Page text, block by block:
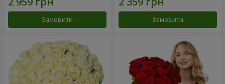
Замовити Замовити